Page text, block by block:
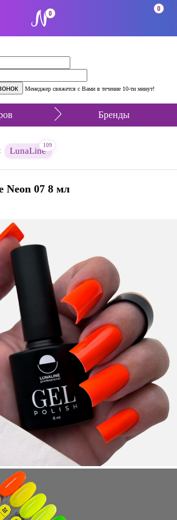
Менеджер свяжется с Вами в течение 10-ти минут!
0
0
Бренды
LunaLine
109
Neon 07 8 мл